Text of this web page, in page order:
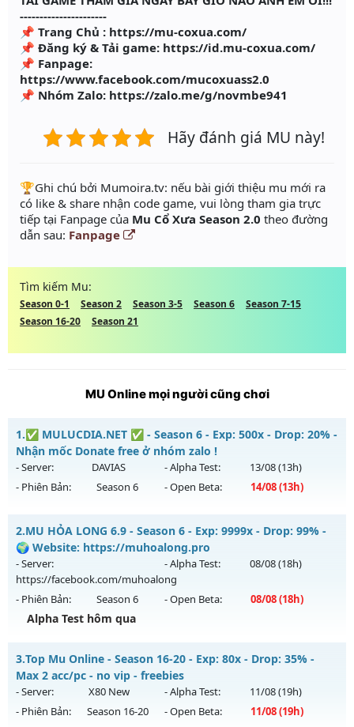
----------------------
📌 Trang Chủ : https://mu-coxua.com/
📌 Đăng ký & Tải game: https://id.mu-coxua.com/
📌 Fanpage:
https://www.facebook.com/mucoxuass2.0
📌 Nhóm Zalo: https://zalo.me/g/novmbe941
Hãy đánh giá MU này!
️🏆Ghi chú bởi Mumoira.tv: nếu bài giới thiệu mu mới ra
có like & share nhận code game, vui lòng tham gia trực
tiếp tại Fanpage của Mu Cổ Xưa Season 2.0 theo đường
dẫn sau: Fanpage
Tìm kiếm Mu:
Season 0-1 Season 2 Season 3-5 Season 6
Season 7-15
Season 16-20
Season 21
MU Online mọi người cũng chơi
1.✅ MULUCDIA.NET ✅ - Season 6 - Exp: 500x - Drop: 20% -
Nhận mốc Donate free ở nhóm zalo !
- Server: DAVIAS - Alpha Test: 13/08(13h)
- Phiên Bản:
Season 6 - Open Beta: 14/08(13h)
✅ MULUCDIA.NET ✅ - Nhận mốc Donate free ở nhóm zalo !
Mu mới ra tháng 08 2026 - Mở máy chủ
ngày 14/08/2626
Exp: 500x - Drop: 20%
Kiểu reset: Reset In Game
Antihack: FPS 60 - CHỐNG HACK 100%
2.MU HỎA LONG 6.9 - Season 6 - Exp: 9999x - Drop: 99% -
🌍 Website: https://muhoalong.pro
- Server:
https://facebook.com/muhoalong
- Alpha Test: 08/08(18h)
- Phiên Bản: Season 6 - Open Beta: 08/08(18h)
Alpha Test hôm qua
MU HỎA LONG 6.9 - 🌍 Website: https://muhoalong.pro
Mu mới ra tháng 08 2026 - Mở máy chủ
https://facebook.com/muhoalongvào 18h ngày
08/08/2626
3.Top Mu Online - Season 16-20 - Exp: 80x - Drop: 35% -
Max 2 acc/pc - no vip - freebies
- Server: X80 New - Alpha Test: 11/08(19h)
- Phiên Bản:
Season 16-20 - Open Beta: 11/08(19h)